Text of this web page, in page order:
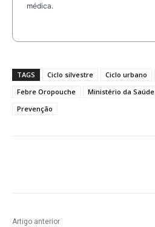
médica.
TAGS Ciclo silvestre Ciclo urbano
Febre Oropouche
Ministério da Saúde
Prevenção
Artigo anterior